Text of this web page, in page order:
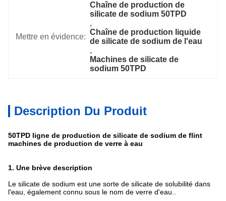
Mettre en évidence:
Chaîne de production de
silicate de sodium 50TPD
,
Chaîne de production liquide
de silicate de sodium de l'eau
,
Machines de silicate de
sodium 50TPD
Description Du Produit
50TPD ligne de production de silicate de sodium de flint
machines de production de verre à eau
1. Une brève description
Le silicate de sodium est une sorte de silicate de solubilité dans
l'eau, également connu sous le nom de verre d'eau..